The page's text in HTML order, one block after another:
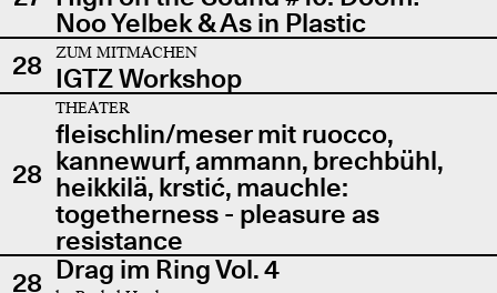
Noo Yelbek & As in Plastic
28
ZUM MITMACHEN
IGTZ Workshop
28
THEATER
fleischlin/meser mit ruocco,
kannewurf, ammann, brechbühl,
heikkilä, krstić, mauchle:
togetherness - pleasure as
resistance
28 Drag im Ring Vol. 4